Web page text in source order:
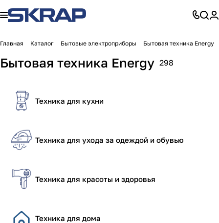
Главная Каталог Бытовые электроприборы Бытовая техника Energy
Бытовая техника Energy 298
Техника для кухни
Техника для ухода за одеждой и обувью
Техника для красоты и здоровья
Техника для дома